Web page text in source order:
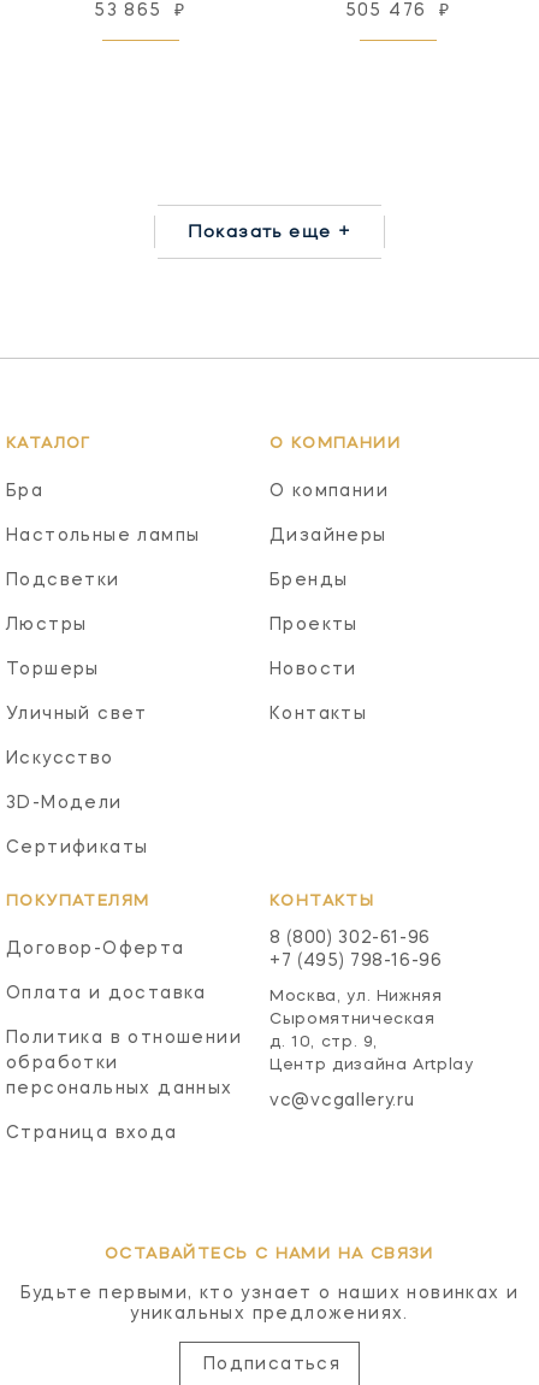
53 865 ₽ 505 476 ₽
Показать еще +
КАТАЛОГ
Бра
Настольные лампы
Подсветки
Люстры
Торшеры
Уличный свет
Искусство
3D-Модели
Сертификаты
О КОМПАНИИ
О компании
Дизайнеры
Бренды
Проекты
Новости
Контакты
ПОКУПАТЕЛЯМ
Договор-Оферта
Оплата и доставка
Политика в отношении
обработки
персональных данных
Страница входа
КОНТАКТЫ
8 (800) 302-61-96
+7 (495) 798-16-96
Москва, ул. Нижняя
Сыромятническая
д. 10, стр. 9,
Центр дизайна Artplay
vc@vcgallery.ru
ОСТАВАЙТЕСЬ С НАМИ НА СВЯЗИ
Будьте первыми, кто узнает о наших новинках и
уникальных предложениях.
Подписаться